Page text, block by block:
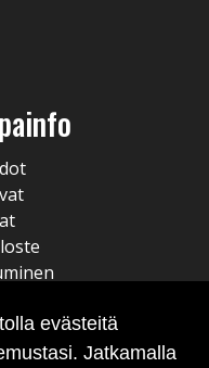
evästeitä
Jatkamalla